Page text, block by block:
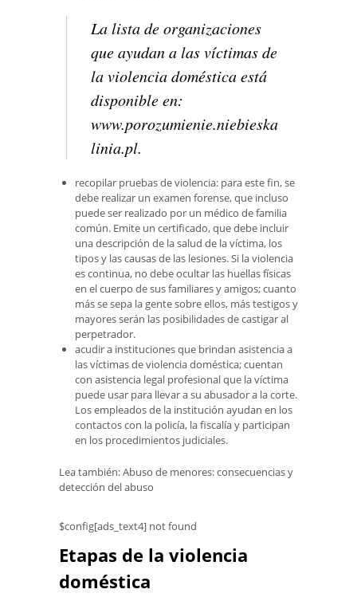
La lista de organizaciones
que ayudan a las víctimas de
la violencia doméstica está
disponible en:
www.porozumienie.niebieska
linia.pl.
recopilar pruebas de violencia: para este fin, se
debe realizar un examen forense, que incluso
puede ser realizado por un médico de familia
común. Emite un certificado, que debe incluir
una descripción de la salud de la víctima, los
tipos y las causas de las lesiones. Si la violencia
es continua, no debe ocultar las huellas físicas
en el cuerpo de sus familiares y amigos; cuanto
más se sepa la gente sobre ellos, más testigos y
mayores serán las posibilidades de castigar al
perpetrador.
acudir a instituciones que brindan asistencia a
las víctimas de violencia doméstica; cuentan
con asistencia legal profesional que la víctima
puede usar para llevar a su abusador a la corte.
Los empleados de la institución ayudan en los
contactos con la policía, la fiscalía y participan
en los procedimientos judiciales.
Lea también: Abuso de menores: consecuencias y
detección del abuso
$config[ads_text4] not found
Etapas de la violencia
doméstica